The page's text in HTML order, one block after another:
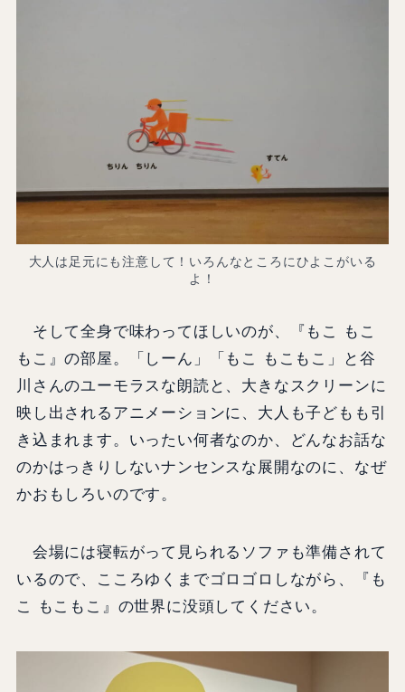
大人は足元にも注意して！いろんなところにひよこがいる
よ！
そして全身で味わってほしいのが、『もこ もこ
もこ』の部屋。「しーん」「もこ もこもこ」と谷
川さんのユーモラスな朗読と、大きなスクリーンに
映し出されるアニメーションに、大人も子どもも引
き込まれます。いったい何者なのか、どんなお話な
のかはっきりしないナンセンスな展開なのに、なぜ
かおもしろいのです。
会場には寝転がって見られるソファも準備されて
いるので、こころゆくまでゴロゴロしながら、『も
こ もこもこ』の世界に没頭してください。